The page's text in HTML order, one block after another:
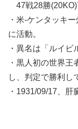
47戦28勝
・米-ケンタッキ
に活動。
・異名は「ルイビ
・黒人初の世界
し、判定で勝利し
・1931/09/17、肝